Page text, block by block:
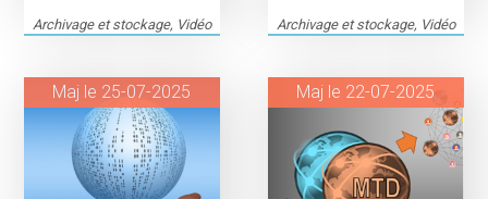
Archivage et stockage, Vidéo Archivage et stockage, Vidéo
Maj le 25-07-2025 Maj le 22-07-2025